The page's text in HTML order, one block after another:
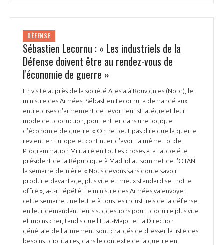
DÉFENSE
Sébastien Lecornu : « Les industriels de la
Défense doivent être au rendez-vous de
l'économie de guerre »
En visite auprès de la société Aresia à Rouvignies (Nord), le
ministre des Armées, Sébastien Lecornu, a demandé aux
entreprises d'armement de revoir leur stratégie et leur
mode de production, pour entrer dans une logique
d'économie de guerre. « On ne peut pas dire que la guerre
revient en Europe et continuer d'avoir la même Loi de
Programmation Militaire en toutes choses », a rappelé le
président de la République à Madrid au sommet de l'OTAN
la semaine dernière. « Nous devons sans doute savoir
produire davantage, plus vite et mieux standardiser notre
offre », a-t-il répété. Le ministre des Armées va envoyer
cette semaine une lettre à tous les industriels de la défense
en leur demandant leurs suggestions pour produire plus vite
et moins cher, tandis que l'Etat-Major et la Direction
générale de l'armement sont chargés de dresser la liste des
besoins prioritaires, dans le contexte de la guerre en